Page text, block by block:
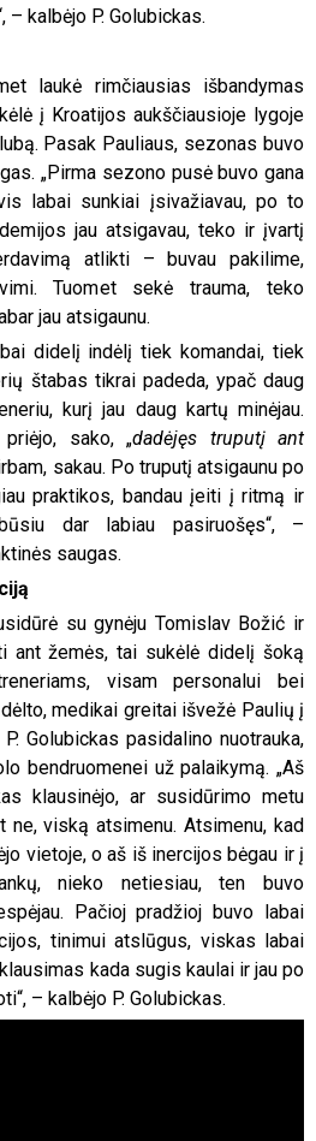
– kalbėjo P. Golubickas.
laukė rimčiausias išbandymas
į Kroatijos aukščiausioje lygoje
Pasak Pauliaus, sezonas buvo
„Pirma sezono pusė buvo gana
labai sunkiai įsivažiavau, po to
jau atsigavau, teko ir įvartį
atlikti – buvau pakilime,
Tuomet sekė trauma, teko
jau atsigaunu.
didelį indėlį tiek komandai, tiek
štabas tikrai padeda, ypač daug
kurį jau daug kartų minėjau.
sako, „dadėjęs truputį ant
sakau. Po truputį atsigaunu po
praktikos, bandau įeiti į ritmą ir
dar labiau pasiruošęs“, –
saugas.
su gynėju Tomislav Božić ir
ant žemės, tai sukėlė didelį šoką
visam personalui bei
medikai greitai išvežė Paulių į
Golubickas pasidalino nuotrauka,
bendruomenei už palaikymą. „Aš
klausinėjo, ar susidūrimo metu
ne, viską atsimenu. Atsimenu, kad
vietoje, o aš iš inercijos bėgau ir į
nieko netiesiau, ten buvo
Pačioj pradžioj buvo labai
tinimui atslūgus, viskas labai
kada sugis kaulai ir jau po
– kalbėjo P. Golubickas.